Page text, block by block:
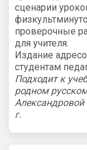
сценарии
проверочные
для учителя.
Издание
студентам
Подходит к
родном
г.